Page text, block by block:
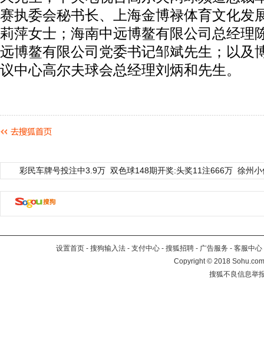
赛执委会秘书长、上海金博禄体育文化发
莉萍女士；海南中远博鳌有限公司总经理
远博鳌有限公司党委书记邹斌先生；以及
议中心高尔夫球会总经理刘炳和先生。
彩民车牌号投注中3.9万 双色球148期开奖:头奖11注666万 徐州
设置首页 - 搜狗输入法 - 支付中心 - 搜狐招聘 - 广告服务 - 客服中心
Copyright©2018
搜狐不良信息举